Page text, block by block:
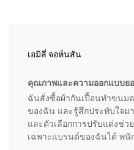
เอมิลี่ จอห์นสัน
คุณภาพและความออกแบบย
ฉันสั่งซื้อผ้ากันเปื้อนทำขนม
ของฉัน และรู้สึกประทับใจม
และตัวเลือกการปรับแต่งช่
เฉพาะแบรนด์ของฉันได้ พ